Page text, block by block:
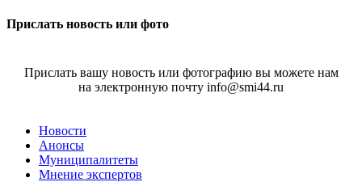
Прислать новость или фото
Прислать вашу новость или фотографию вы можете нам
на электронную почту info@smi44.ru
Новости
Анонсы
Муниципалитеты
Мнение экспертов